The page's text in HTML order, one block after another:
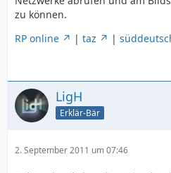
zu können.
RP online
| taz |
LigH
Erklär-Bär
2. September 2011 um 07:46